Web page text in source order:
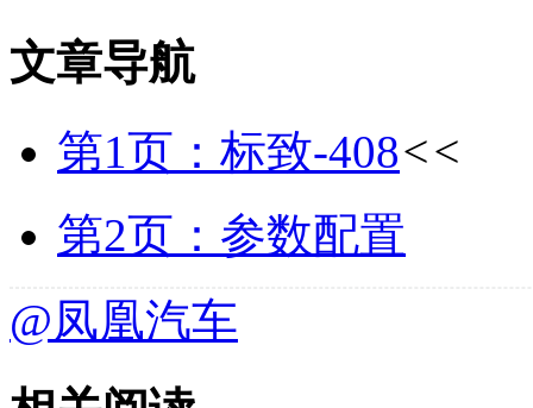
文章导航
第1页：标致-408<<
第2页：参数配置
@凤凰汽车